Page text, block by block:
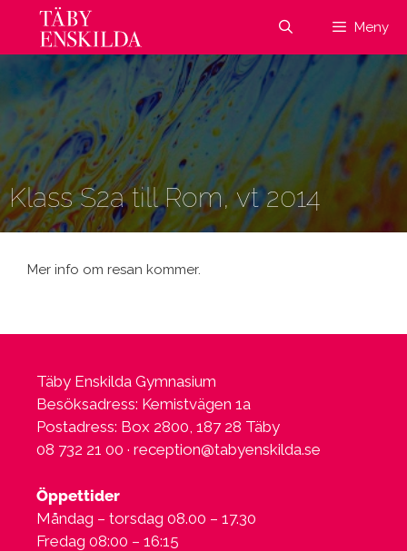
Hoppa
innehåll
Meny
Klass S2a till Rom, vt 2014
Mer info om resan kommer.
Täby Enskilda Gymnasium
Besöksadress: Kemistvägen 1a
Postadress: Box 2800, 187 28 Täby
08 732 21 00 · reception@tabyenskilda.se
Öppettider
Måndag – torsdag 08.00 – 17.30
Fredag 08:00 – 16:15